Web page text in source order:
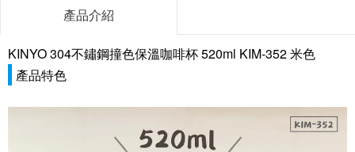
產品介紹
KINYO 304不鏽鋼撞色保溫咖啡杯 520ml KIM-352 米色
產品特色